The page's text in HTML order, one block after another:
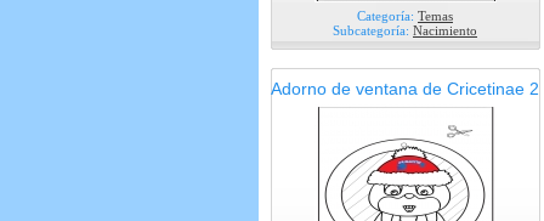
Categoría: Temas
Subcategoría: Nacimiento
Adorno de ventana de Cricetinae 2